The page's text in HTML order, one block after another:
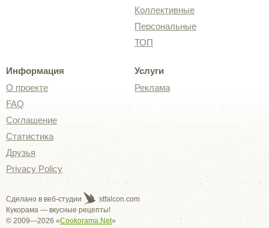
Коллективные
Персональные
ТОП
Информация
О проекте
FAQ
Соглашение
Статистика
Друзья
Privacy Policy
Услуги
Реклама
Сделано в веб-студии
stfalcon.com
Кукорама — вкусные рецепты!
© 2009—2026 «Cookorama.Net»